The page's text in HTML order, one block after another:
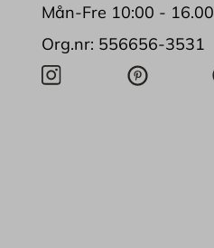
Mån-Fre 10:00 - 16.00
Org.nr: 556656-3531